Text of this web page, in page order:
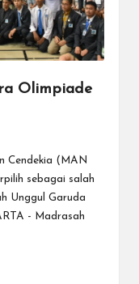
Olimpiade
Cendekia (MAN
sebagai salah
Unggul Garuda
- Madrasah